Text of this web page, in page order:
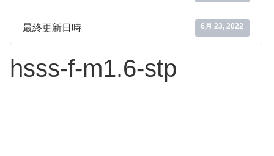
最終更新日時 6月 23, 2022
hsss-f-m1.6-stp